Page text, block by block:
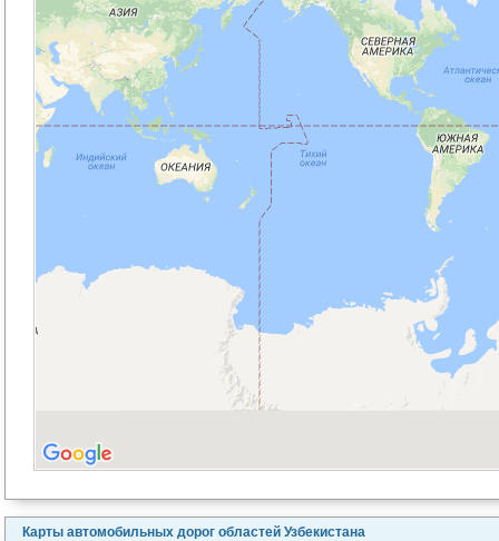
Карты автомобильных дорог областей Узбекистана